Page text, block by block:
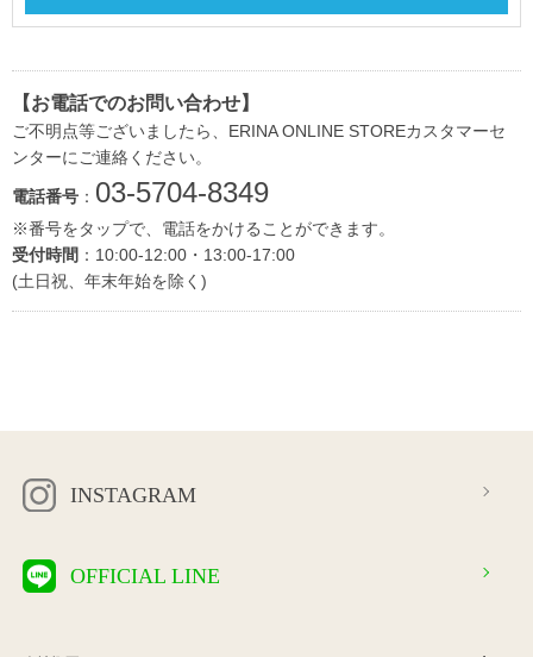
【お電話でのお問い合わせ】
ご不明点等ございましたら、ERINA ONLINE STOREカスタマーセ
ンターにご連絡ください。
電話番号 ： 03-5704-8349
※番号をタップで、電話をかけることができます。
受付時間 ：10:00-12:00・13:00-17:00
(土日祝、年末年始を除く)
INSTAGRAM
OFFICIAL LINE